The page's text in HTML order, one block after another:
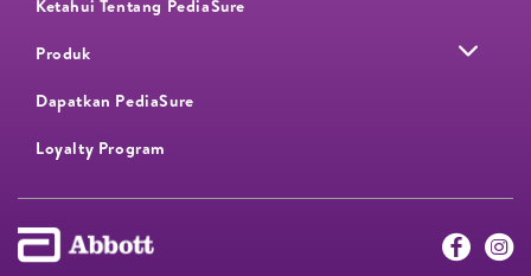
Ketahui Tentang PediaSure
Produk
Dapatkan PediaSure
Loyalty Program​